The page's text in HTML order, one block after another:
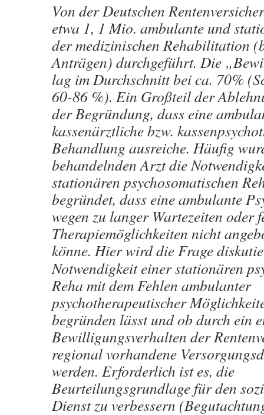
Von der Deutschen
etwa 1, 1 Mio. ambulante und
der medizinischen Rehabilitation
Anträgen) durchgeführt. Die
lag im Durchschnitt bei ca. 70%
60-86 %). Ein Großteil der
der Begründung, dass eine
kassenärztliche bzw.
Behandlung ausreiche. Häufig
behandelnden Arzt die
stationären psychosomatischen
begründet, dass eine ambulante
wegen zu langer Wartezeiten oder
Therapiemöglichkeiten nicht
könne. Hier wird die Frage
Notwendigkeit einer stationären
Reha mit dem Fehlen ambulanter
psychotherapeutischer
begründen lässt und ob durch ein
Bewilligungsverhalten der
regional vorhandene
werden. Erforderlich ist es, die
Beurteilungsgrundlage für den
Dienst zu verbessern